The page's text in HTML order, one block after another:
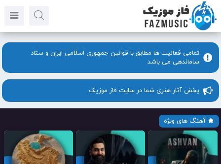
تمامی فعالیت ها مطابق با قوانین جمهوری اسلامی ایران و ستاد
ساماندهی می باشد
پخش آثار هنری شما در سایت فاز موزیک
آهنگ های ویژه